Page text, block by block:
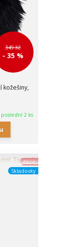
349 Kč
- 35 %
kožešiny,
poslední 2 ks
Akce
Skladovky